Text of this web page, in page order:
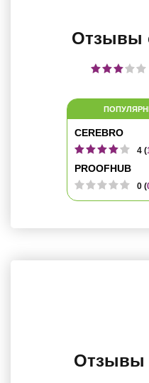
Отзывы
CEREBRO
4 (
PROOFHUB
0 (
Отзывы